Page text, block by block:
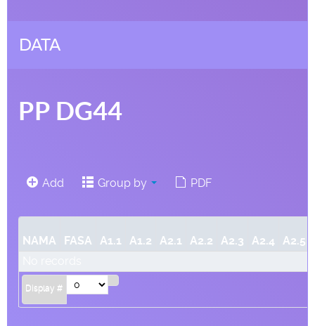
DATA
PP DG44
Add Group by PDF
NAMA FASA A1.1 A1.2 A2.1 A2.2 A2.3 A2.4 A2.5
Display #